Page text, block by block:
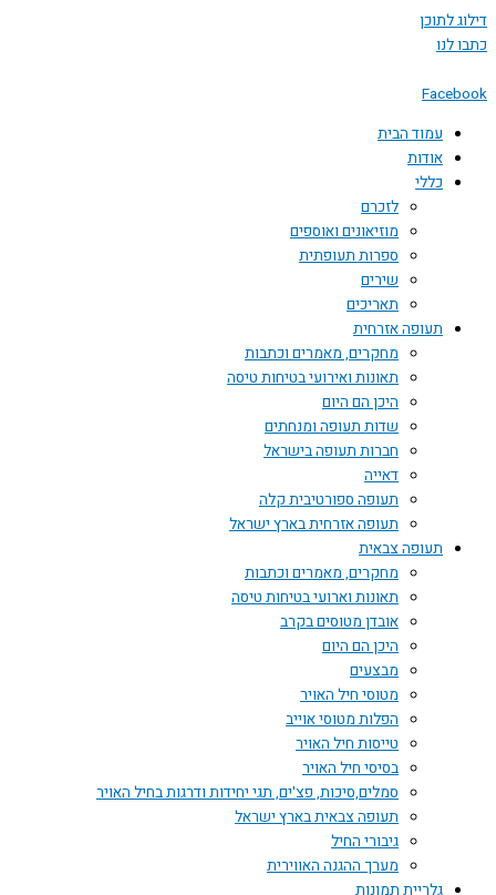
לתוכן
לנו
עמוד הבית
אודות
כללי
לזכרם
מוזיאונים ואוספים
ספרות תעופתית
שירים
תאריכים
תעופה אזרחית
מחקרים, מאמרים וכתבות
תאונות ואירועי בטיחות טיסה
היכן הם היום
שדות תעופה ומנחתים
חברות תעופה בישראל
דאייה
תעופה ספורטיבית קלה
תעופה אזרחית בארץ ישראל
תעופה צבאית
מחקרים, מאמרים וכתבות
תאונות וארועי בטיחות טיסה
אובדן מטוסים בקרב
היכן הם היום
מבצעים
מטוסי חיל האויר
הפלות מטוסי אוייב
טייסות חיל האויר
בסיסי חיל האויר
סמלים,סיכות, פצ'ים, תגי יחידות ודרגות בחיל האויר
תעופה צבאית בארץ ישראל
גיבורי החיל
מערך ההגנה האווירית
גלריית תמונות